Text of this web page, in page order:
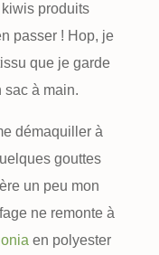
kiwis produits
passer ! Hop, je
que je garde
sac à main.
démaquiller à
gouttes
un peu mon
ne remonte à
en polyester